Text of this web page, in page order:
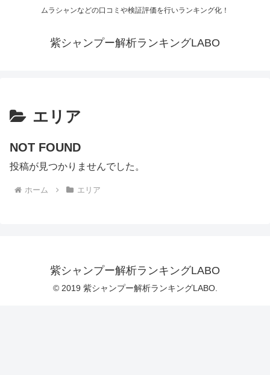
ムラシャンなどの口コミや検証評価を行いランキング化！
紫シャンプー解析ランキングLABO
エリア
NOT FOUND
投稿が見つかりませんでした。
ホーム エリア
紫シャンプー解析ランキングLABO
© 2019 紫シャンプー解析ランキングLABO.